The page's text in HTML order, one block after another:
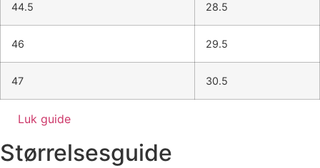
44.5 28.5
46 29.5
47 30.5
Luk guide
Størrelsesguide